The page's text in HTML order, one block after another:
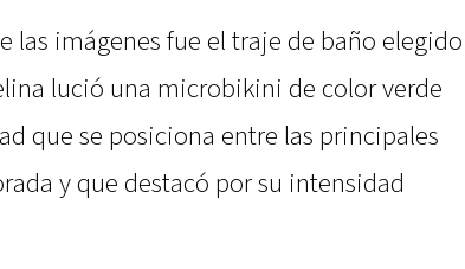
las imágenes fue el traje de baño elegido
lució una microbikini de color verde
que se posiciona entre las principales
y que destacó por su intensidad